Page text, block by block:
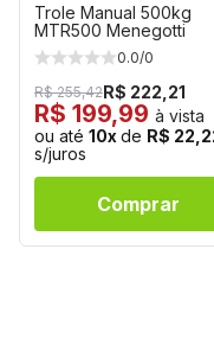
Trole Manual 500kg
MTR500 Menegotti
0.0/0
R$ 255,42R$ 222,21
R$ 199,99 à vista
ou até 10x de R$
s/juros
Comprar